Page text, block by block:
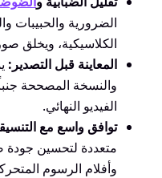
الضرورية والحبيبات
الكلاسيكية، ويخلق
المعاينة قبل التصدير:
والنسخة المصححة
الفيديو النهائي.
توافق واسع مع
متعددة لتحسين جودة
وأفلام الرسوم